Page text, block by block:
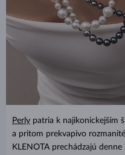
Perly patria k najikonickejším
a pritom prekvapivo
KLENOTA prechádzajú